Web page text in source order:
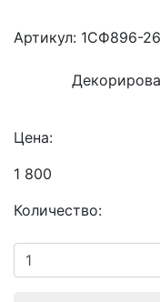
Артикул: 1СФ896-
Цена:
1 800
Количество: